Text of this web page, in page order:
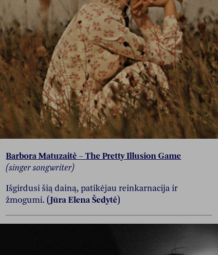
Barbora Matuzaitė – The Pretty Illusion Game
(singer songwriter)
Išgirdusi šią dainą, patikėjau reinkarnacija ir
žmogumi.(Jūra Elena Šedytė)